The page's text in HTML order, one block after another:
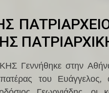
Γεννήθηκε στην
του Ευάγγελος,